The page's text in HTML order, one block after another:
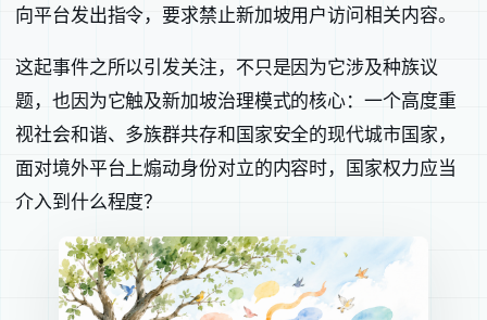
向平台发出指令，要求禁止新加坡用户访问相关内容。
这起事件之所以引发关注，不只是因为它涉及种族议
题，也因为它触及新加坡治理模式的核心：一个高度重
视社会和谐、多族群共存和国家安全的现代城市国家，
面对境外平台上煽动身份对立的内容时，国家权力应当
介入到什么程度？